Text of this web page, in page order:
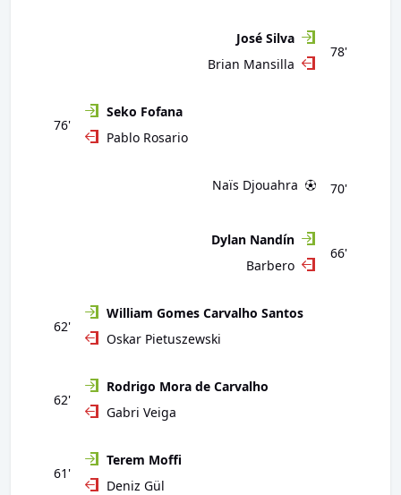
78'
José Silva
Brian Mansilla
76'
Seko Fofana
Pablo Rosario
70'
Naïs Djouahra
66'
Dylan Nandín
Barbero
62'
William Gomes Carvalho Santos
Oskar Pietuszewski
62'
Rodrigo Mora de Carvalho
Gabri Veiga
61'
Terem Moffi
Deniz Gül